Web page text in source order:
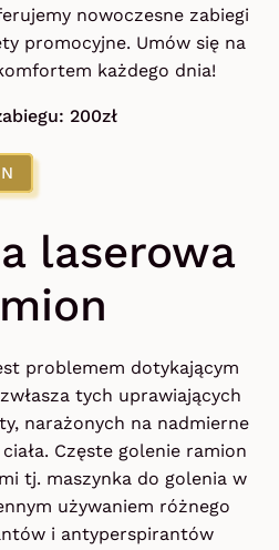
nowoczesne zabiegi
promocyjne. Umów się na
każdego dnia!
200zł
laserowa
problemem dotykającym
tych uprawiających
narażonych na nadmierne
Częste golenie ramion
tj. maszynka do golenia w
używaniem różnego
i antyperspirantów